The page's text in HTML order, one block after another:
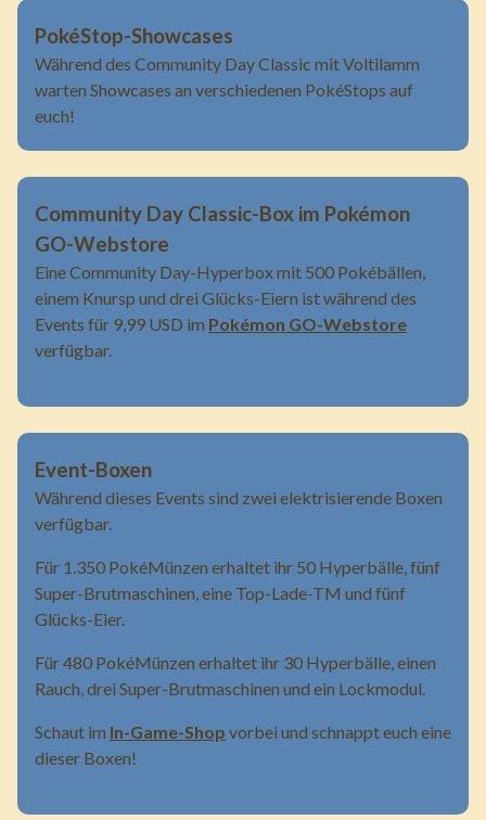
PokéStop-Showcases
Während des Community Day Classic mit Voltilamm
warten Showcases an verschiedenen PokéStops auf
euch!
Community Day Classic-Box im Pokémon
GO-Webstore
Eine Community Day-Hyperbox mit 500 Pokébällen,
einem Knursp und drei Glücks-Eiern ist während des
Events für 9,99 USD im Pokémon GO-Webstore
verfügbar.
Event-Boxen
Während dieses Events sind zwei elektrisierende Boxen
verfügbar.
Für 1.350 PokéMünzen erhaltet ihr 50 Hyperbälle, fünf
Super-Brutmaschinen, eine Top-Lade-TM und fünf
Glücks-Eier.
Für 480 PokéMünzen erhaltet ihr 30 Hyperbälle, einen
Rauch, drei Super-Brutmaschinen und ein Lockmodul.
Schaut im In-Game-Shop vorbei und schnappt euch eine
dieser Boxen!